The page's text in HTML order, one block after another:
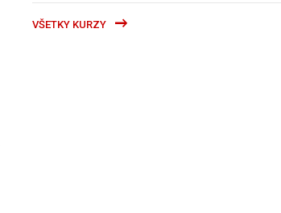
VŠETKY KURZY